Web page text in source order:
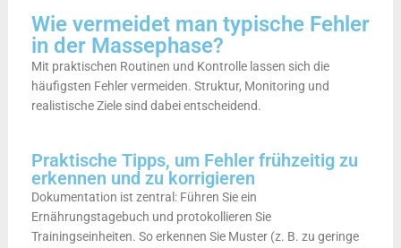
Wie vermeidet man typische Fehler
in der Massephase?
Mit praktischen Routinen und Kontrolle lassen sich die
häufigsten Fehler vermeiden. Struktur, Monitoring und
realistische Ziele sind dabei entscheidend.
Praktische Tipps, um Fehler frühzeitig zu
erkennen und zu korrigieren
Dokumentation ist zentral: Führen Sie ein
Ernährungstagebuch und protokollieren Sie
Trainingseinheiten. So erkennen Sie Muster (z. B. zu geringe